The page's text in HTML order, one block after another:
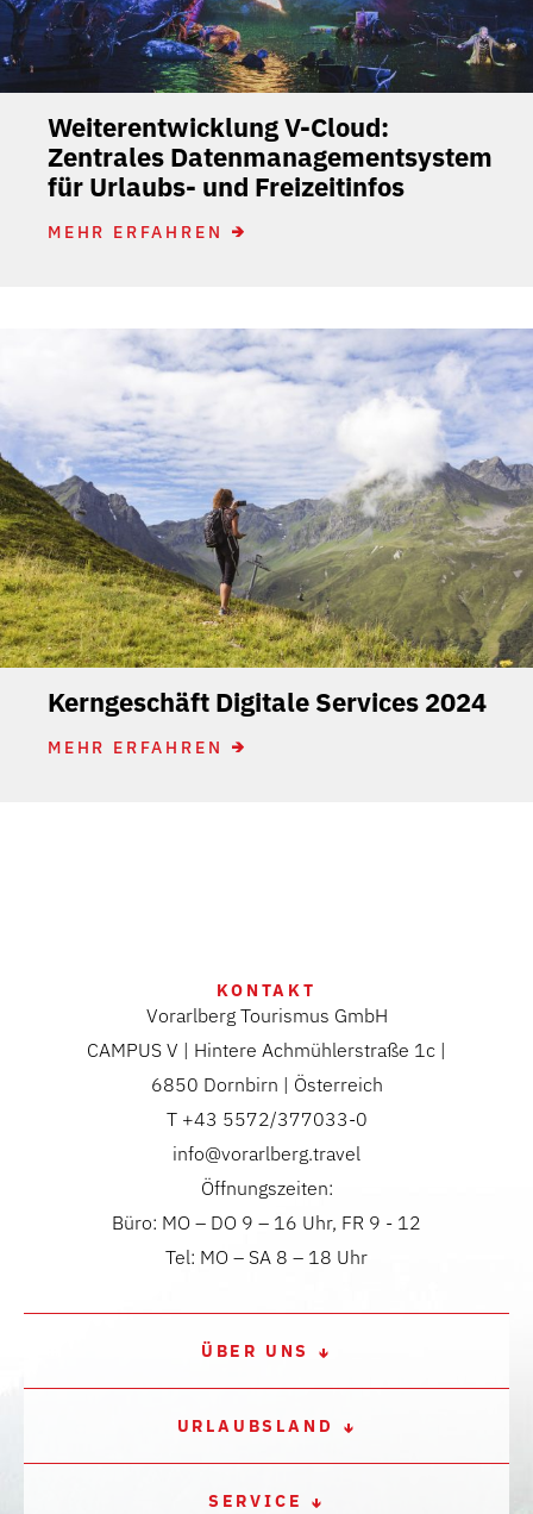
Weiterentwicklung V-Cloud:
Zentrales Datenmanagementsystem
für Urlaubs- und Freizeitinfos
MEHR ERFAHREN
Kerngeschäft Digitale Services 2024
MEHR ERFAHREN
KONTAKT
Vorarlberg Tourismus GmbH
CAMPUS V | Hintere Achmühlerstraße 1c |
6850 Dornbirn | Österreich
T +43 5572/377033-0
info@vorarlberg.travel
Öffnungszeiten:
Büro: MO – DO 9 – 16 Uhr, FR 9 - 12
Tel: MO – SA 8 – 18 Uhr
ÜBER UNS
URLAUBSLAND
SERVICE